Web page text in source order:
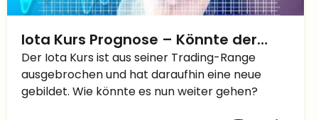
Iota Kurs Prognose – Könnte der
Kurs bald die $2 Marke erreichen?
Der Iota Kurs ist aus seiner Trading-Range
ausgebrochen und hat daraufhin eine neue
gebildet. Wie könnte es nun weiter gehen?